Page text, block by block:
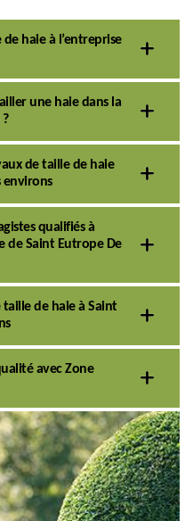
haie à l’entreprise
une haie dans la
de taille de haie
environs
qualifiés à
de Saint Eutrope De
de haie à Saint
avec Zone